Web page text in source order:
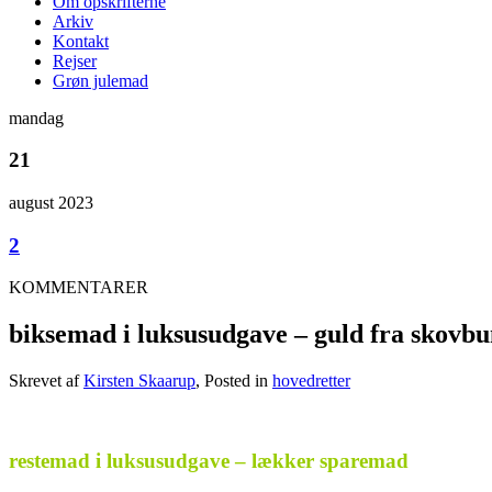
Arkiv
Kontakt
Rejser
Grøn julemad
mandag
21
august 2023
2
KOMMENTARER
biksemad i luksusudgave – guld fra
Skrevet afKirsten Skaarup, Posted in hovedretter
restemad i luksusudgave – lækker sparemad